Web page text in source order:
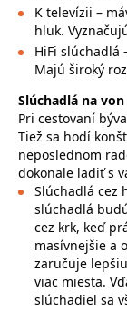
K televízii –
hluk.
HiFi slúchadlá
Majú široký
Slúchadlá na von
Pri cestovaní
Tiež sa hodí
neposlednom
dokonale ladiť s
Slúchadlá cez
slúchadlá
cez krk, keď
masívnejšie a
zaručuje
viac miesta.
slúchadiel sa